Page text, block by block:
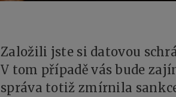
Založili jste si datovou
V tom případě vás bude
správa totiž zmírnila